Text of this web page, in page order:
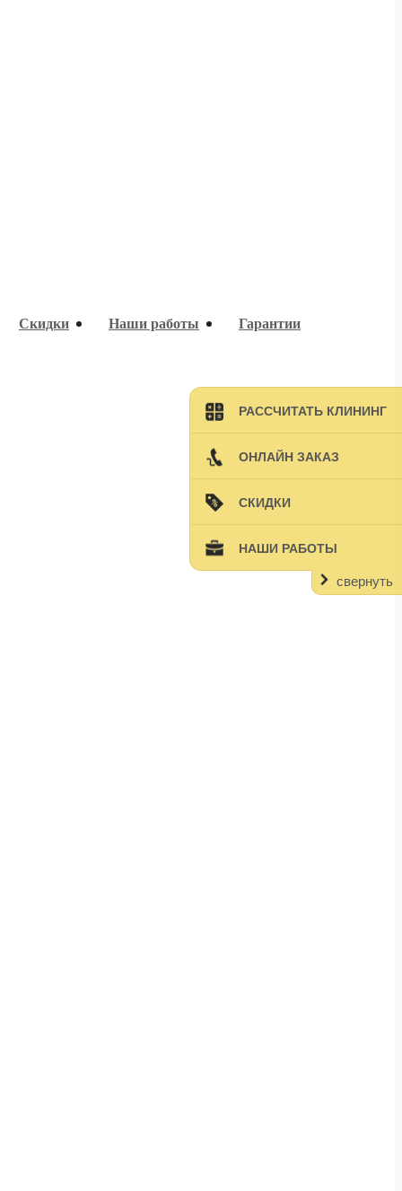
РАССЧИТАТЬ КЛИНИНГ
ОНЛАЙН ЗАКАЗ
СКИДКИ
НАШИ РАБОТЫ
свернуть
Скидки Наши работы Гарантии